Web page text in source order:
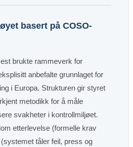
basert på COSO-
brukte rammeverk for
anbefalte grunnlaget for
i Europa. Strukturen gir styret
metodikk for å måle
svakheter i kontrollmiljøet.
etterlevelse (formelle krav
tåler feil, press og